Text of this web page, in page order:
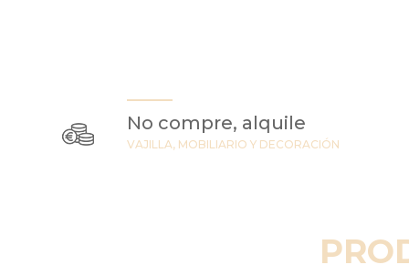
No compre, alquile
VAJILLA, MOBILIARIO Y DECORACIÓN